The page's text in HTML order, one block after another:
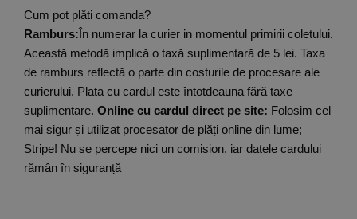
Cum pot plăti comanda?
Ramburs:În numerar la curier in momentul primirii coletului.
Această metodă implică o taxă suplimentară de 5 lei. Taxa
de ramburs reflectă o parte din costurile de procesare ale
curierului. Plata cu cardul este întotdeauna fără taxe
suplimentare. Online cu cardul direct pe site: Folosim cel
mai sigur și utilizat procesator de plăți online din lume;
Stripe! Nu se percepe nici un comision, iar datele cardului
rămân în siguranță